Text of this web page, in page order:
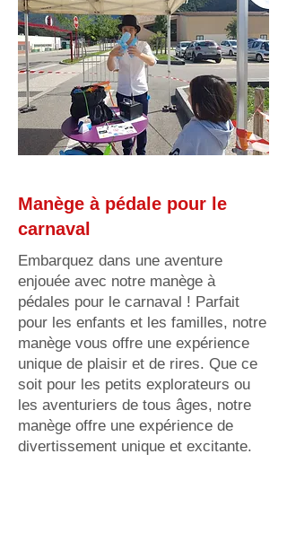
Manège à pédale pour le
carnaval
Embarquez dans une aventure
enjouée avec notre manège à
pédales pour le carnaval ! Parfait
pour les enfants et les familles, notre
manège vous offre une expérience
unique de plaisir et de rires. Que ce
soit pour les petits explorateurs ou
les aventuriers de tous âges, notre
manège offre une expérience de
divertissement unique et excitante.